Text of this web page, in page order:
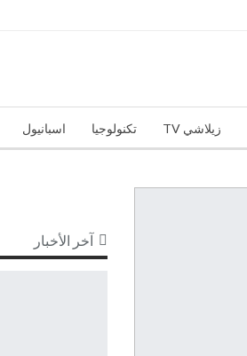
زيلاشي TV تكنولوجيا اسبانيول
آخر الأخبار